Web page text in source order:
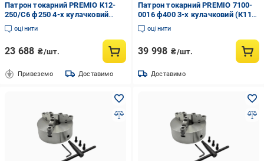
Патрон токарний PREMIO К12-
250/С6 ф250 4-х кулачковий
(34581632)
оцінити
23 688 ₴/шт.
Привеземо Доставимо
Патрон токарний PREMIO 7100-
0016 ф400 3-х кулачковий (К11-
400С)
оцінити
39 998 ₴/шт.
Доставимо